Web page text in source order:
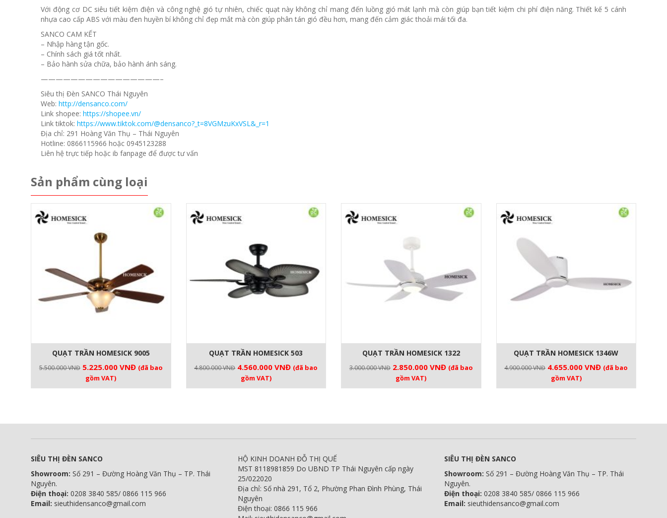
Với động cơ DC siêu tiết kiệm điện và công nghệ gió tự nhiên, chiếc quạt này không chỉ mang đến luồng gió mát lạnh mà còn giúp bạn tiết kiệm chi phí điện năng. Thiết kế 5 cánh
nhựa cao cấp ABS với màu đen huyền bí không chỉ đẹp mắt mà còn giúp phân tán gió đều hơn, mang đến cảm giác thoải mái tối đa.
SANCO CAM KẾT
– Nhập hàng tận gốc.
– Chính sách giá tốt nhất.
– Bảo hành sửa chữa, bảo hành ánh sáng.
————————————————–
Siêu thị Đèn SANCO Thái Nguyên
Web: http://densanco.com/
Link shopee: https://shopee.vn/
Link tiktok: https://www.tiktok.com/@densanco?_t=8VGMzuKxVSL&_r=1
Địa chỉ: 291 Hoàng Văn Thụ – Thái Nguyên
Hotline: 0866115966 hoặc 0945123288
Liên hệ trực tiếp hoặc ib fanpage để được tư vấn
Sản phẩm cùng loại
QUẠT TRẦN HOMESICK 9005
5.500.000VNĐ Giá
gốc
là:
5.225.000 VNĐGiá
tại
(đã bao
gồm VAT)
QUẠT TRẦN HOMESICK 503
4.800.000VNĐ Giá
gốc
là:
4.560.000VNĐGiá
tại
(đã bao
gồm VAT)
QUẠT TRẦN HOMESICK 1322
3.000.000VNĐ Giá
gốc
là:
2.850.000 VNĐGiá
tại
(đã bao
gồm VAT)
QUẠT TRẦN HOMESICK 1346W
4.900.000VNĐ Giá
gốc
là:
4.655.000VNĐGiá
tại
(đã bao
gồm VAT)
SIÊU THỊ ĐÈN SANCO
Showroom: Số 291 – Đường Hoàng Văn Thụ – TP. Thái
Nguyên.
Điện thoại: 0208 3840 585/ 0866 115 966
Email: sieuthidensanco@gmail.com
HỘ KINH DOANH ĐỖ THỊ QUẾ
MST 8118981859 Do UBND TP Thái Nguyên cấp ngày
25/022020
Địa chỉ: Số nhà 291, Tổ 2, Phường Phan Đình Phùng, Thái
Nguyên
Điện thoại: 0866 115 966
SIÊU THỊ ĐÈN SANCO
Showroom:Số 291 – Đường Hoàng Văn Thụ – TP. Thái
Nguyên.
Điện thoại: 0208 3840 585/ 0866 115 966
Email: sieuthidensanco@gmail.com